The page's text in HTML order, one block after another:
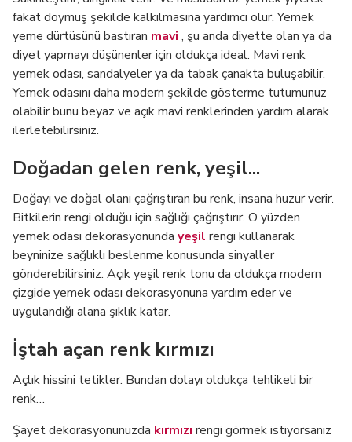
fakat doymuş şekilde kalkılmasına yardımcı olur. Yemek
yeme dürtüsünü bastıran mavi , şu anda diyette olan ya da
diyet yapmayı düşünenler için oldukça ideal. Mavi renk
yemek odası, sandalyeler ya da tabak çanakta buluşabilir.
Yemek odasını daha modern şekilde gösterme tutumunuz
olabilir bunu beyaz ve açık mavi renklerinden yardım alarak
ilerletebilirsiniz.
Doğadan gelen renk, yeşil...
Doğayı ve doğal olanı çağrıştıran bu renk, insana huzur verir.
Bitkilerin rengi olduğu için sağlığı çağrıştırır. O yüzden
yemek odası dekorasyonunda yeşil rengi kullanarak
beyninize sağlıklı beslenme konusunda sinyaller
gönderebilirsiniz. Açık yeşil renk tonu da oldukça modern
çizgide yemek odası dekorasyonuna yardım eder ve
uygulandığı alana şıklık katar.
İştah açan renk kırmızı
Açlık hissini tetikler. Bundan dolayı oldukça tehlikeli bir
renk…
Şayet dekorasyonunuzda kırmızı rengi görmek istiyorsanız